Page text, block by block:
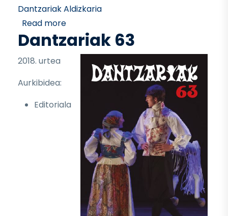
Dantzariak Aldizkaria
Read moreabout Dantzariak 64
Dantzariak 63
2018. urtea
Aurkibidea:
Editoriala